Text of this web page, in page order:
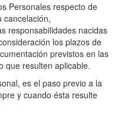
Personales respecto de
cancelación,
responsabilidades nacidas
los plazos de
previstos en las
que resulten aplicable.
es el paso previo a la
y cuando ésta resulte